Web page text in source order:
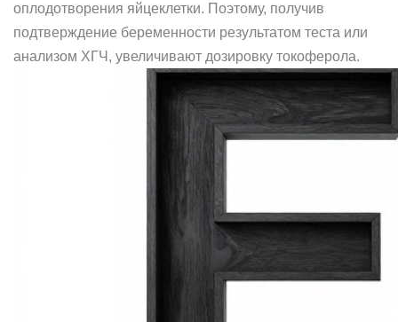
оплодотворения яйцеклетки. Поэтому, получив
подтверждение беременности результатом теста или
анализом ХГЧ, увеличивают дозировку токоферола.